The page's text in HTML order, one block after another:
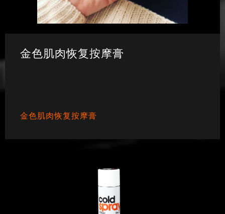
金色肌肉恢复按摩膏
金色肌肉恢复按摩膏